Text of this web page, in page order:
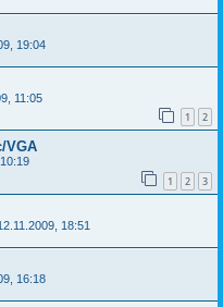
19:04
11:05
1 2
VGA
1 2 3
18:51
16:18